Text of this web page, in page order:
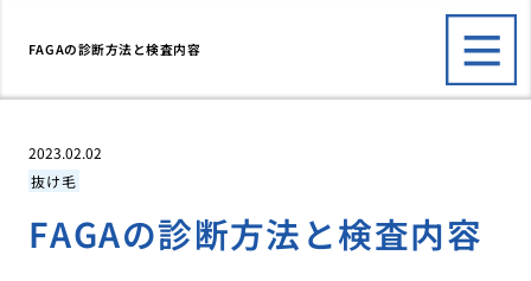
FAGAの診断方法と検査内容
2023.02.02
抜け毛
FAGAの診断方法と検査内容